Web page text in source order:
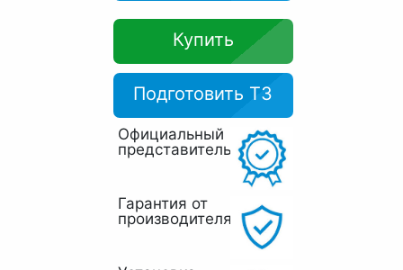
Купить
Подготовить ТЗ
Официальный
представитель
Гарантия от
производителя